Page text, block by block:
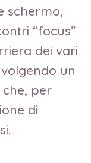
schermo,
“focus”
dei vari
un
per
di